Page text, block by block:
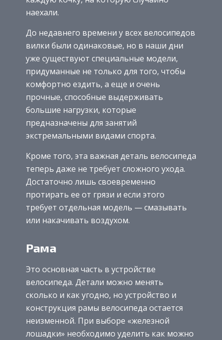
наехали.
До недавнего времени у всех велосипедов
вилки были одинаковые, но в наши дни
уже существуют специальные модели,
придуманные не только для того, чтобы
комфортно ездить, а еще и очень
прочные, способные выдерживать
большие нагрузки, которые
предназначены для занятий
экстремальными видами спорта.
Кроме того, эта важная деталь велосипеда
теперь даже не требует сложного ухода.
Достаточно лишь своевременно
протирать ее от грязи и если этого
требует отдельная модель — смазывать
или накачивать воздухом.
Рама
Это основная часть в устройстве
велосипеда. Детали можно менять
сколько и как угодно, но устройство и
конструкция рамы велосипеда остается
неизменной. При выборе «железной
лошадки» необходимо уделить как можно